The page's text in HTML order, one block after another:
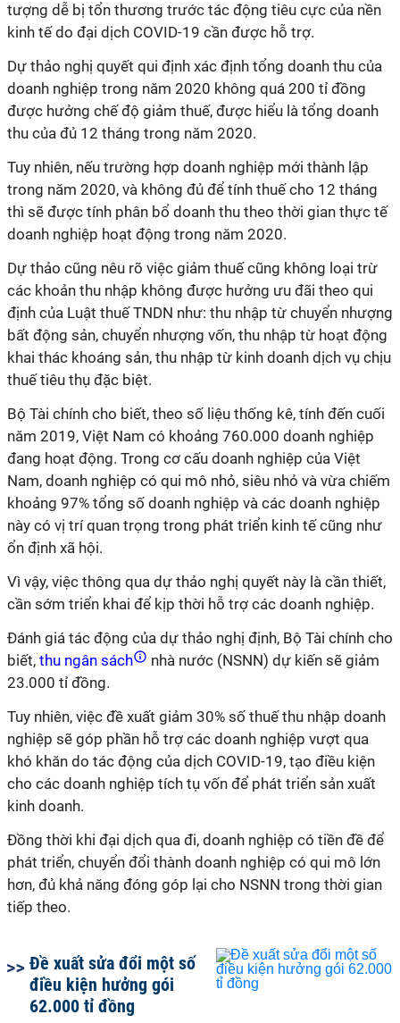
tượng dễ bị tổn thương trước tác động tiêu cực của nền
kinh tế do đại dịch COVID-19 cần được hỗ trợ.
Dự thảo nghị quyết qui định xác định tổng doanh thu của
doanh nghiệp trong năm 2020 không quá 200 tỉ đồng
được hưởng chế độ giảm thuế, được hiểu là tổng doanh
thu của đủ 12 tháng trong năm 2020.
Tuy nhiên, nếu trường hợp doanh nghiệp mới thành lập
trong năm 2020, và không đủ để tính thuế cho 12 tháng
thì sẽ được tính phân bổ doanh thu theo thời gian thực tế
doanh nghiệp hoạt động trong năm 2020.
Dự thảo cũng nêu rõ việc giảm thuế cũng không loại trừ
các khoản thu nhập không được hưởng ưu đãi theo qui
định của Luật thuế TNDN như: thu nhập từ chuyển nhượng
bất động sản, chuyển nhượng vốn, thu nhập từ hoạt động
khai thác khoáng sản, thu nhập từ kinh doanh dịch vụ chịu
thuế tiêu thụ đặc biệt.
Bộ Tài chính cho biết, theo số liệu thống kê, tính đến cuối
năm 2019, Việt Nam có khoảng 760.000 doanh nghiệp
đang hoạt động. Trong cơ cấu doanh nghiệp của Việt
Nam, doanh nghiệp có qui mô nhỏ, siêu nhỏ và vừa chiếm
khoảng 97% tổng số doanh nghiệp và các doanh nghiệp
này có vị trí quan trọng trong phát triển kinh tế cũng như
ổn định xã hội.
Vì vậy, việc thông qua dự thảo nghị quyết này là cần thiết,
cần sớm triển khai để kịp thời hỗ trợ các doanh nghiệp.
Đánh giá tác động của dự thảo nghị định, Bộ Tài chính cho
biết, thu ngân sách
nhà nước (NSNN) dự kiến sẽ giảm
23.000 tỉ đồng.
Tuy nhiên, việc đề xuất giảm 30% số thuế thu nhập doanh
nghiệp sẽ góp phần hỗ trợ các doanh nghiệp vượt qua
khó khăn do tác động của dịch COVID-19, tạo điều kiện
cho các doanh nghiệp tích tụ vốn để phát triển sản xuất
kinh doanh.
Đồng thời khi đại dịch qua đi, doanh nghiệp có tiền đề để
phát triển, chuyển đổi thành doanh nghiệp có qui mô lớn
hơn, đủ khả năng đóng góp lại cho NSNN trong thời gian
tiếp theo.
Đề xuất sửa đổi một số
điều kiện hưởng gói
62.000 tỉ đồng